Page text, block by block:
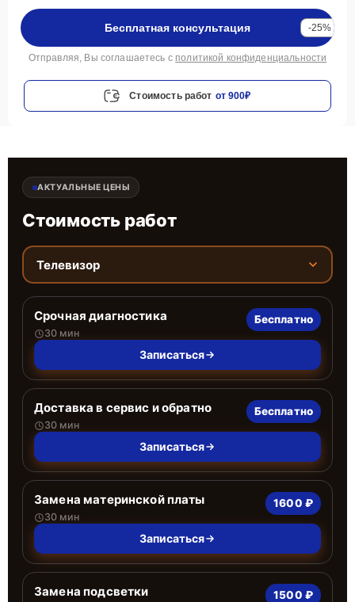
Бесплатная консультация -25%
Отправляя, Вы соглашаетесь с политикой конфиденциальности
Стоимость работ от 900₽
АКТУАЛЬНЫЕ ЦЕНЫ
Стоимость работ
Телевизор
Срочная диагностика
30 мин
Бесплатно
Записаться
Доставка в сервис и обратно
30 мин
Бесплатно
Записаться
Замена материнской платы
30 мин
1600 ₽
Записаться
Замена подсветки 1500 ₽